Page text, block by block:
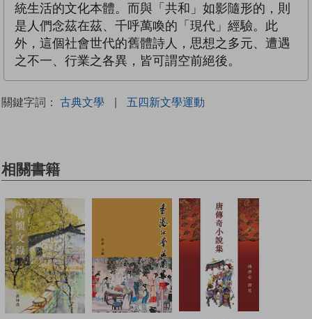
統生活的文化本體。而與「共和」如影隨形的，則
是人們念茲在茲、千呼萬喚的「現代」經驗。此
外，這個社會世代的舊體詩人，思想之多元、遭遇
之不一、行業之各異，皆可謂空前絕後。
關鍵字詞： 古典文學 | 五四新文學運動
相關書籍